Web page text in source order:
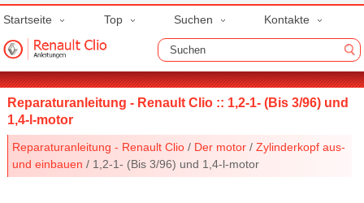
Startseite Top Suchen Kontakte
Reparaturanleitung - Renault Clio :: 1,2-1- (Bis 3/96) und
1,4-l-motor
Reparaturanleitung - Renault Clio / Der motor /Zylinderkopf aus-
und einbauen / 1,2-1- (Bis 3/96) und 1,4-l-motor